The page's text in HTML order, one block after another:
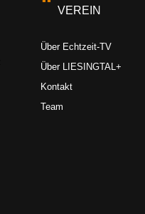
VEREIN
Über Echtzeit-TV
Über LIESINGTAL+
Kontakt
Team